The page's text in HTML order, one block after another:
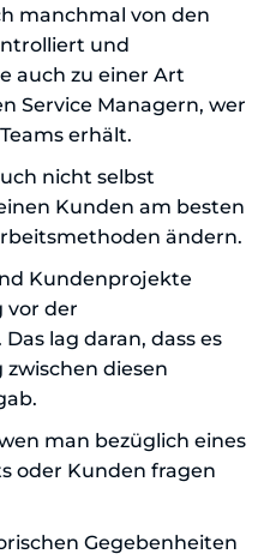
manchmal von den
und
auch zu einer Art
Service Managern, wer
erhält.
nicht selbst
Kunden am besten
ändern.
Kundenprojekte
vor der
lag daran, dass es
diesen
man bezüglich eines
oder Kunden fragen
Gegebenheiten